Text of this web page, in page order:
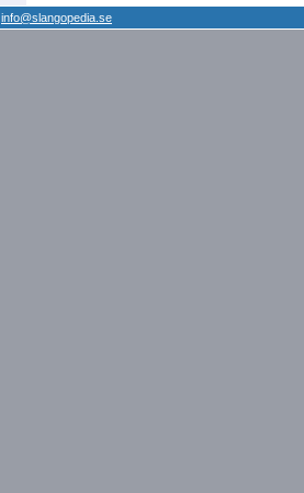
info@slangopedia.se